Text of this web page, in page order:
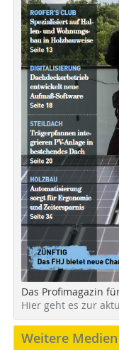
Das Profimagazin
Hier geht es zur
Weitere